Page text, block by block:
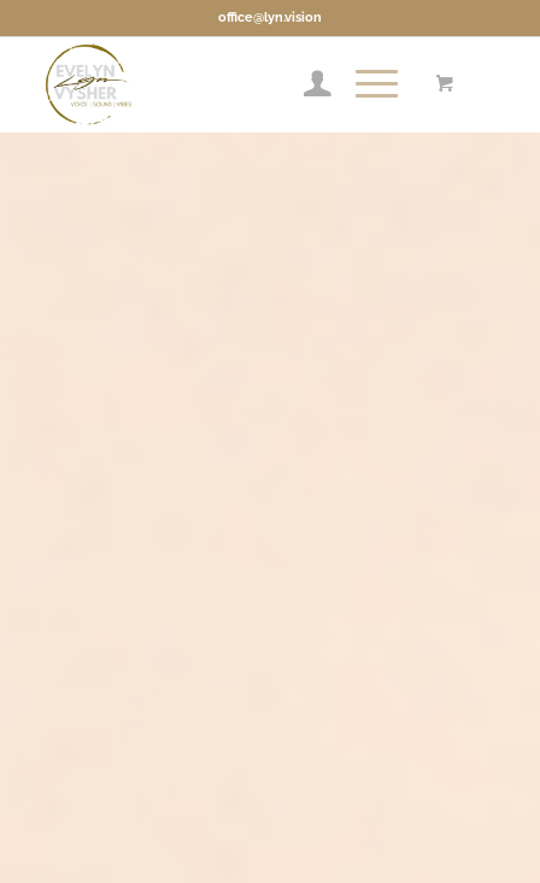
office@lyn.vision